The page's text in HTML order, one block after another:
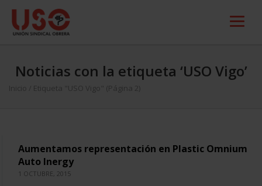
Noticias con la etiqueta ‘USO Vigo’
Inicio Etiqueta "USO Vigo" (Página 2)
Aumentamos representación en Plastic Omnium
Auto Inergy
1 OCTUBRE, 2015